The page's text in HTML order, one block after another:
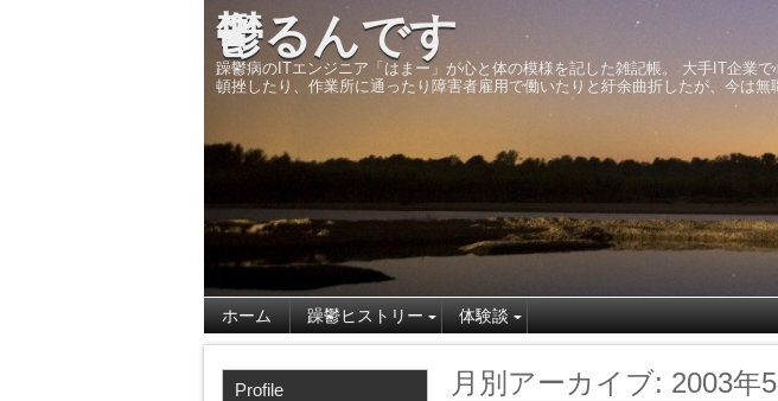
鬱るんです
躁鬱病のITエンジニア「はまー」が心と体の模様を記した雑記帳。 大手IT企業
頓挫したり、作業所に通ったり障害者雇用で働いたりと紆余曲折したが、今は無
ホーム 躁鬱ヒストリー 体験談
月別アーカイブ: 2003年5
Profile